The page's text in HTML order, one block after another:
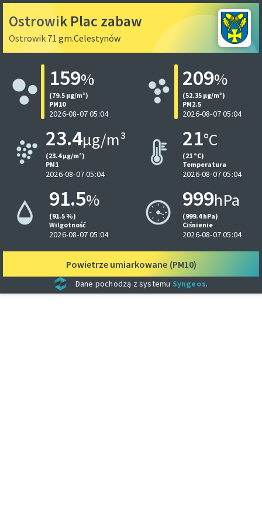
Ostrowik Plac zabaw
Ostrowik 71 gm.Celestynów
159%
(79.5 µg/m³)
PM10
2026-08-07 05:04
209%
(52.35 µg/m³)
PM2.5
2026-08-07 05:04
23.4µg/m³
(23.4 µg/m³)
PM1
2026-08-07 05:04
21°C
(21 °C)
Temperatura
2026-08-07 05:04
91.5%
(91.5 %)
Wilgotność
2026-08-07 05:04
999hPa
(999.4 hPa)
Ciśnienie
2026-08-07 05:04
Powietrze umiarkowane (PM10)
Dane pochodzą z systemu Syngeos.